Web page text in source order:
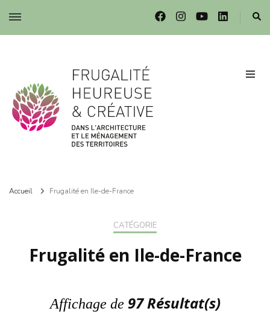
Frugalité dans l'architecture et le ménagement des territoires
Accueil Frugalité en Ile-de-France
CATÉGORIE
Frugalité en Ile-de-France
Affichage de 97 Résultat(s)